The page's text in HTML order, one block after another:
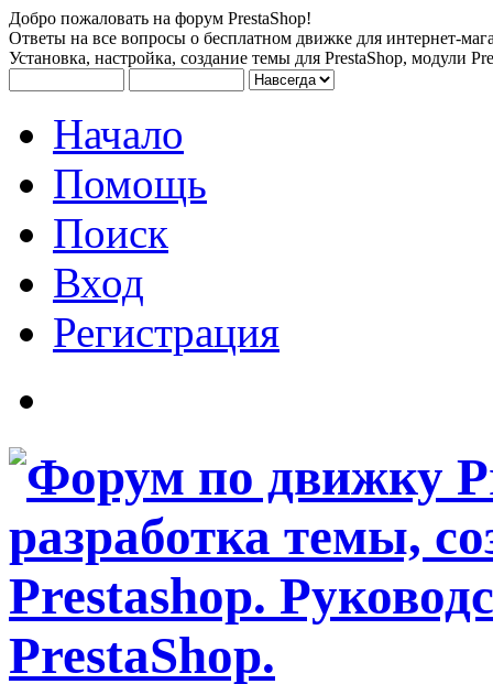
Добро пожаловать на форум PrestaShop!
Ответы на все вопросы о бесплатном движке для интернет-
Установка, настройка, создание темы для PrestaShop, модули
Начало
Помощь
Поиск
Вход
Регистрация